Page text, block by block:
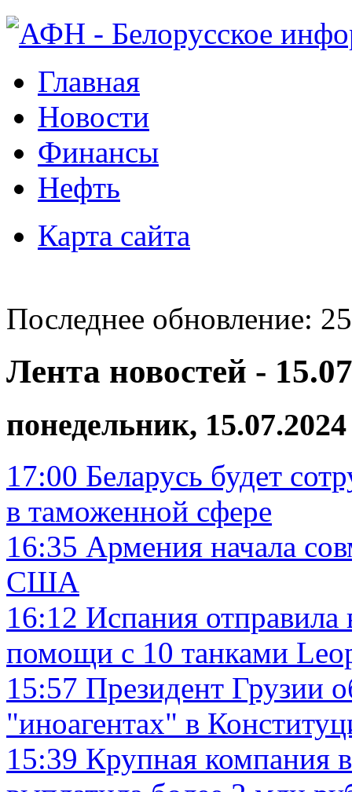
Главная
Новости
Финансы
Нефть
Карта сайта
Последнее обновление:
Лента новостей -
понедельник, 15.07.2024
17:00 Беларусь будет
в таможенной сфере
16:35 Армения начала
США
16:12 Испания
помощи с 10 танками
15:57 Президент Грузии
"иноагентах" в
15:39 Крупная компания